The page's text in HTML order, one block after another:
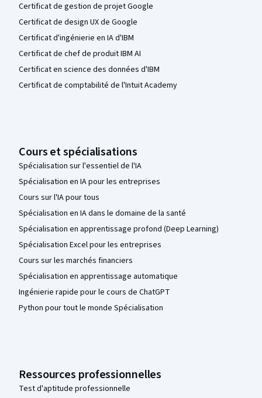
Certificat de gestion de projet Google
Certificat de design UX de Google
Certificat d'ingénierie en IA d'IBM
Certificat de chef de produit IBM AI
Certificat en science des données d'IBM
Certificat de comptabilité de l'Intuit Academy
Cours et spécialisations
Spécialisation sur l'essentiel de l'IA
Spécialisation en IA pour les entreprises
Cours sur l'IA pour tous
Spécialisation en IA dans le domaine de la santé
Spécialisation en apprentissage profond (Deep Learning)
Spécialisation Excel pour les entreprises
Cours sur les marchés financiers
Spécialisation en apprentissage automatique
Ingénierie rapide pour le cours de ChatGPT
Python pour tout le monde Spécialisation
Ressources professionnelles
Test d'aptitude professionnelle